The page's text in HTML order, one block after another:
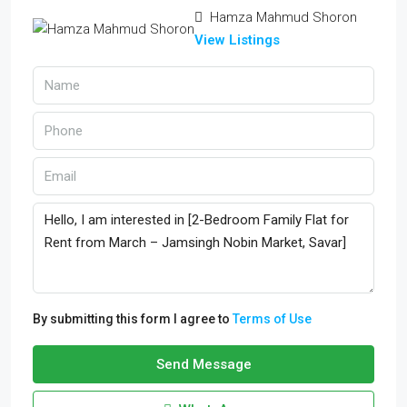
Hamza Mahmud Shoron
View Listings
By submitting this form I agree toTerms of Use
Send Message